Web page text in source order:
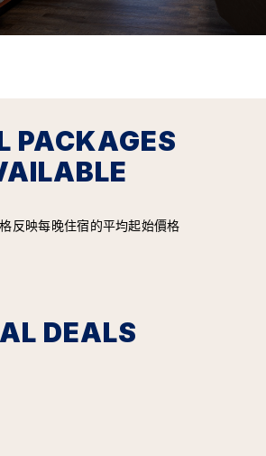
PACKAGES
反映每晚住宿的平均起始價格
DEALS